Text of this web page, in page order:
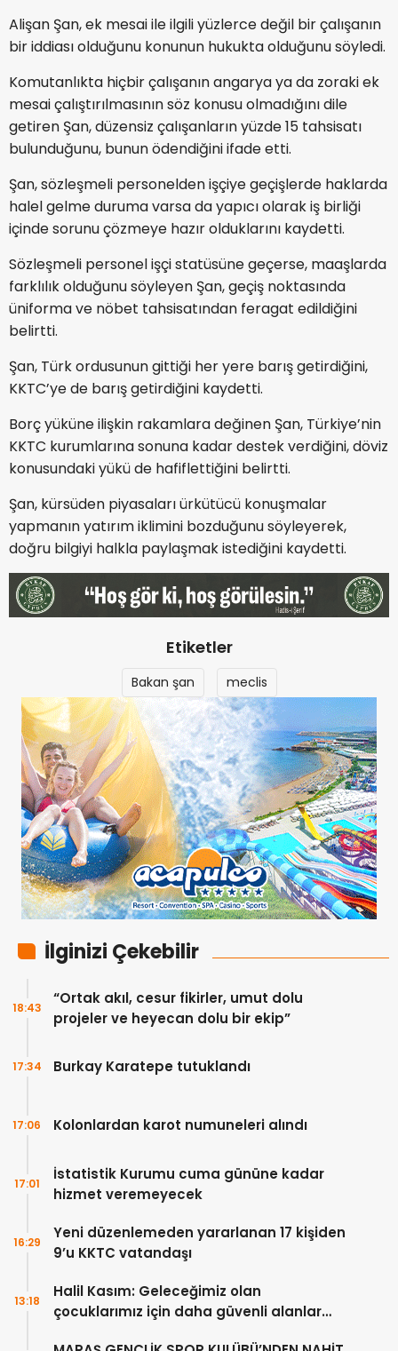
Alişan Şan, ek mesai ile ilgili yüzlerce değil bir çalışanın
bir iddiası olduğunu konunun hukukta olduğunu söyledi.
Komutanlıkta hiçbir çalışanın angarya ya da zoraki ek
mesai çalıştırılmasının söz konusu olmadığını dile
getiren Şan, düzensiz çalışanların yüzde 15 tahsisatı
bulunduğunu, bunun ödendiğini ifade etti.
Şan, sözleşmeli personelden işçiye geçişlerde haklarda
halel gelme duruma varsa da yapıcı olarak iş birliği
içinde sorunu çözmeye hazır olduklarını kaydetti.
Sözleşmeli personel işçi statüsüne geçerse, maaşlarda
farklılık olduğunu söyleyen Şan, geçiş noktasında
üniforma ve nöbet tahsisatından feragat edildiğini
belirtti.
Şan, Türk ordusunun gittiği her yere barış getirdiğini,
KKTC’ye de barış getirdiğini kaydetti.
Borç yüküne ilişkin rakamlara değinen Şan, Türkiye’nin
KKTC kurumlarına sonuna kadar destek verdiğini, döviz
konusundaki yükü de hafiflettiğini belirtti.
Şan, kürsüden piyasaları ürkütücü konuşmalar
yapmanın yatırım iklimini bozduğunu söyleyerek,
doğru bilgiyi halkla paylaşmak istediğini kaydetti.
Etiketler
Bakan şan meclis
İlginizi Çekebilir
“Ortak akıl, cesur fikirler, umut dolu
projeler ve heyecan dolu bir ekip”
18:43
Burkay Karatepe tutuklandı
17:34
Kolonlardan karot numuneleri alındı
17:06
İstatistik Kurumu cuma gününe kadar
hizmet veremeyecek
17:01
Yeni düzenlemeden yararlanan 17 kişiden
9’u KKTC vatandaşı
16:29
Halil Kasım: Geleceğimiz olan
çocuklarımız için daha güvenli alanlar
13:18